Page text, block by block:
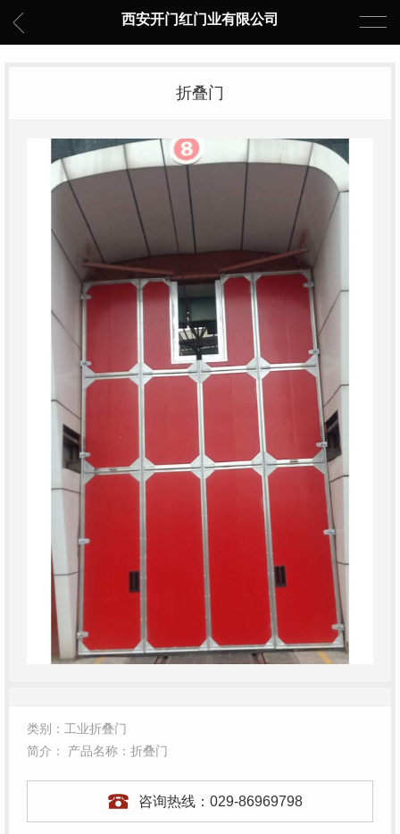
西安开门红门业有限公司
折叠门
类别：工业折叠门
简介： 产品名称：折叠门
咨询热线： 029-86969798